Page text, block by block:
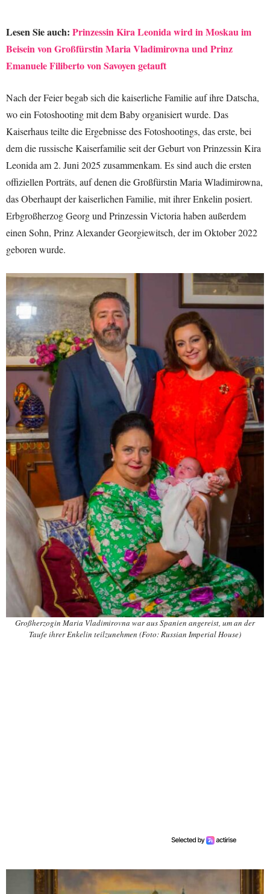
Lesen Sie auch: Prinzessin Kira Leonida wird in Moskau im
Beisein von Großfürstin Maria Vladimirovna und Prinz
Emanuele Filiberto von Savoyen getauft
Nach der Feier begab sich die kaiserliche Familie auf ihre Datscha,
wo ein Fotoshooting mit dem Baby organisiert wurde. Das
Kaiserhaus teilte die Ergebnisse des Fotoshootings, das erste, bei
dem die russische Kaiserfamilie seit der Geburt von Prinzessin Kira
Leonida am 2. Juni 2025 zusammenkam. Es sind auch die ersten
offiziellen Porträts, auf denen die Großfürstin Maria Wladimirowna,
das Oberhaupt der kaiserlichen Familie, mit ihrer Enkelin posiert.
Erbgroßherzog Georg und Prinzessin Victoria haben außerdem
einen Sohn, Prinz Alexander Georgiewitsch, der im Oktober 2022
geboren wurde.
Großherzogin Maria Vladimirovna war aus Spanien angereist, um an der
Taufe ihrer Enkelin teilzunehmen (Foto: Russian Imperial House)